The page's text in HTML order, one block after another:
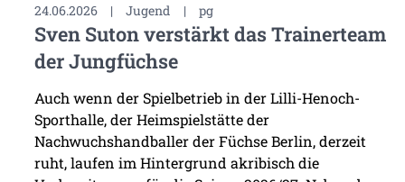
24.06.2026 | Jugend | pg
Sven Suton verstärkt das Trainerteam
der Jungfüchse
Auch wenn der Spielbetrieb in der Lilli-Henoch-
Sporthalle, der Heimspielstätte der
Nachwuchshandballer der Füchse Berlin, derzeit
ruht, laufen im Hintergrund akribisch die